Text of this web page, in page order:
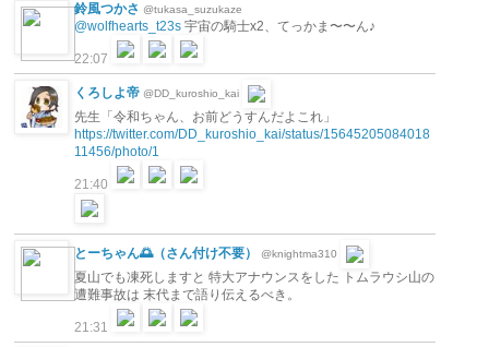
鈴風つかさ @tukasa_suzukaze
@wolfhearts_t23s 宇宙の騎士x2、てっかま〜〜ん♪
22:07
くろしよ帝 @DD_kuroshio_kai
先生「令和ちゃん、お前どうすんだよこれ」
https://twitter.com/DD_kuroshio_kai/status/15645205084018
11456/photo/1
21:40
とーちゃん🌅（さん付け不要） @knightma310
夏山でも凍死しますと 特大アナウンスをした トムラウシ山の
遭難事故は 末代まで語り伝えるべき。
21:31